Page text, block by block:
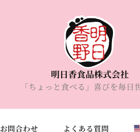
明日香食品株式会社
「ちょっと食べる」喜びを毎日
お問合わせ よくある質問